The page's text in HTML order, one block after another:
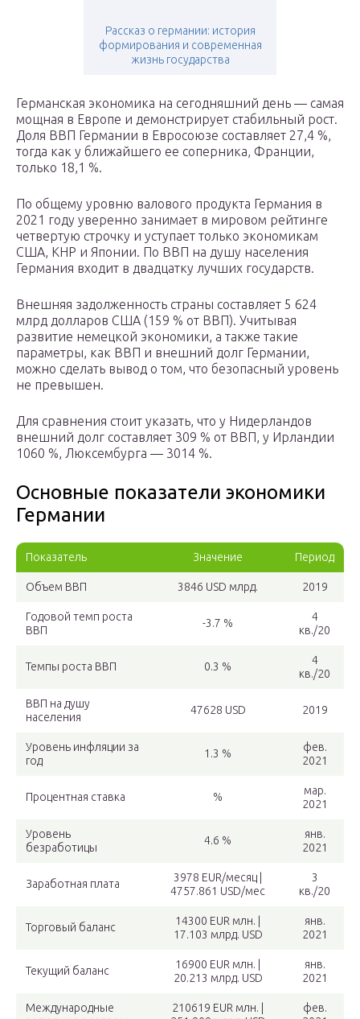
Рассказ о германии: история
формирования и современная
жизнь государства
Германская экономика на сегодняшний день — самая
мощная в Европе и демонстрирует стабильный рост.
Доля ВВП Германии в Евросоюзе составляет 27,4 %,
тогда как у ближайшего ее соперника, Франции,
только 18,1 %.
По общему уровню валового продукта Германия в
2021 году уверенно занимает в мировом рейтинге
четвертую строчку и уступает только экономикам
США, КНР и Японии. По ВВП на душу населения
Германия входит в двадцатку лучших государств.
Внешняя задолженность страны составляет 5 624
млрд долларов США (159 % от ВВП). Учитывая
развитие немецкой экономики, а также такие
параметры, как ВВП и внешний долг Германии,
можно сделать вывод о том, что безопасный уровень
не превышен.
Для сравнения стоит указать, что у Нидерландов
внешний долг составляет 309 % от ВВП, у Ирландии
1060 %, Люксембурга — 3014 %.
Основные показатели экономики
Германии
Показатель Значение Период
Объем ВВП 3846 USD млрд. 2019
Годовой темп роста
ВВП
-3.7 %
4
кв./20
Темпы роста ВВП 0.3 %
4
кв./20
ВВП на душу
населения
47628 USD 2019
Уровень инфляции за
год
1.3 %
фев.
2021
Процентная ставка %
мар.
2021
Уровень
безработицы
4.6 %
янв.
2021
Заработная плата
3978 EUR/месяц |
4757.861 USD/мес
3
кв./20
Торговый баланс
14300 EUR млн. |
17.103 млрд. USD
янв.
2021
Текущий баланс
16900 EUR млн. |
20.213 млрд. USD
янв.
2021
Международные
210619 EUR млн. |
фев.